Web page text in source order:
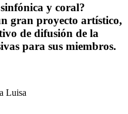
y coral?
gran proyecto artístico,
de difusión de la
para sus miembros.
Luisa